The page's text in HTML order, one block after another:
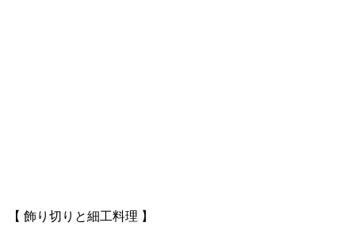
【 飾り切りと細工料理 】